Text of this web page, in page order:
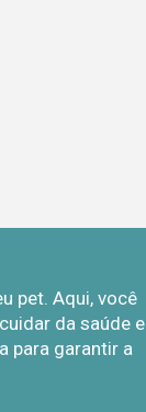
pet. Aqui, você
da saúde e
para garantir a